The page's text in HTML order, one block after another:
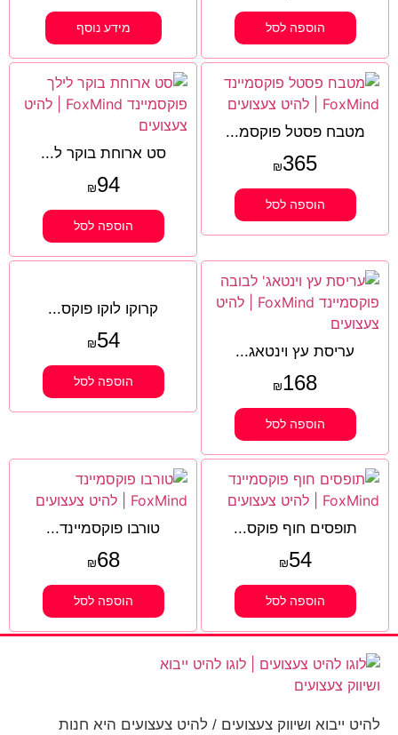
הוספה לסל מידע נוסף
מטבח פסטל פוקסמ...
₪365
הוספה לסל
סט ארוחת בוקר ל...
₪94
הוספה לסל
עריסת עץ וינטאג...
₪168
הוספה לסל
קרוקו לוקו פוקס...
₪54
הוספה לסל
תופסים חוף פוקס...
₪54
הוספה לסל
טורבו פוקסמיינד...
₪68
הוספה לסל
להיט ייבוא ושיווק צעצועים / להיט צעצועים היא חנות